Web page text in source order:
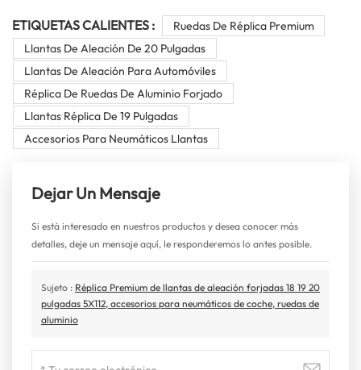
ETIQUETAS CALIENTES :
Ruedas De Réplica Premium
Llantas De Aleación De 20 Pulgadas
Llantas De Aleación Para Automóviles
Réplica De Ruedas De Aluminio Forjado
Llantas Réplica De 19 Pulgadas
Accesorios Para Neumáticos Llantas
Dejar Un Mensaje
Si está interesado en nuestros productos y desea conocer más
detalles, deje un mensaje aquí, le responderemos lo antes posible.
Sujeto : Réplica Premium de llantas de aleación forjadas 18 19 20
pulgadas 5X112, accesorios para neumáticos de coche, ruedas de
aluminio